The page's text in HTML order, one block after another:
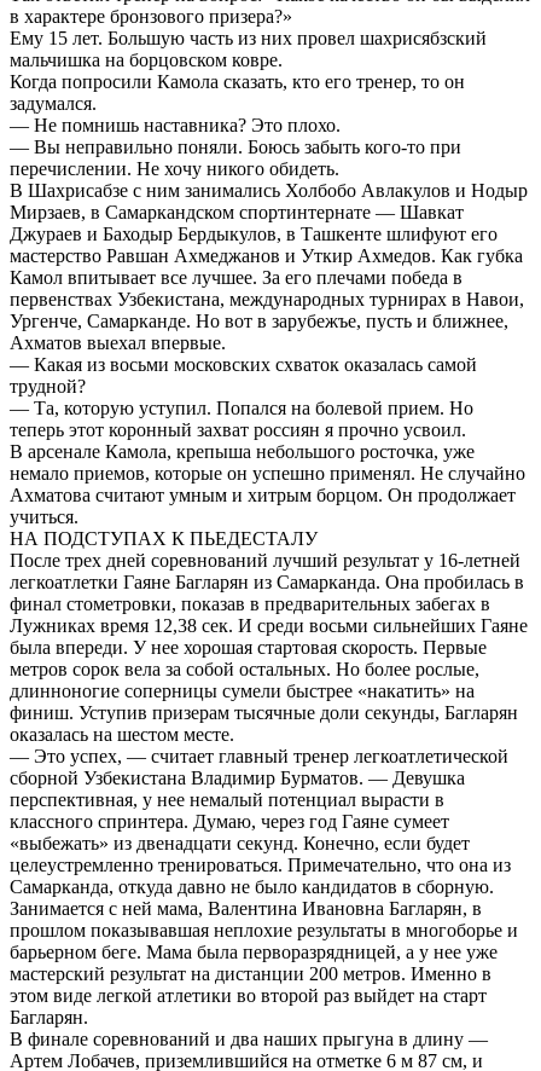
в характере бронзового призера?»
Ему 15 лет. Большую часть из них провел шахрисябзский
мальчишка на борцовском ковре.
Когда попросили Камола сказать, кто его тренер, то он
задумался.
— Не помнишь наставника? Это плохо.
— Вы неправильно поняли. Боюсь забыть кого-то при
перечислении. Не хочу никого обидеть.
В Шахрисабзе с ним занимались Холбобо Авлакулов и Нодыр
Мирзаев, в Самаркандском спортинтернате — Шавкат
Джураев и Баходыр Бердыкулов, в Ташкенте шлифуют его
мастерство Равшан Ахмеджанов и Уткир Ахмедов. Как губка
Камол впитывает все лучшее. За его плечами победа в
первенствах Узбекистана, международных турнирах в Навои,
Ургенче, Самарканде. Но вот в зарубежъе, пусть и ближнее,
Ахматов выехал впервые.
— Какая из восьми московских схваток оказалась самой
трудной?
— Та, которую уступил. Попался на болевой прием. Но
теперь этот коронный захват россиян я прочно усвоил.
В арсенале Камола, крепыша небольшого росточка, уже
немало приемов, которые он успешно применял. Не случайно
Ахматова считают умным и хитрым борцом. Он продолжает
учиться.
НА ПОДСТУПАХ К ПЬЕДЕСТАЛУ
После трех дней соревнований лучший результат у 16-летней
легкоатлетки Гаяне Багларян из Самарканда. Она пробилась в
финал стометровки, показав в предварительных забегах в
Лужниках время 12,38 сек. И среди восьми сильнейших Гаяне
была впереди. У нее хорошая стартовая скорость. Первые
метров сорок вела за собой остальных. Но более рослые,
длинноногие соперницы сумели быстрее «накатить» на
финиш. Уступив призерам тысячные доли секунды, Багларян
оказалась на шестом месте.
— Это успех, — считает главный тренер легкоатлетической
сборной Узбекистана Владимир Бурматов. — Девушка
перспективная, у нее немалый потенциал вырасти в
классного спринтера. Думаю, через год Гаяне сумеет
«выбежать» из двенадцати секунд. Конечно, если будет
целеустремленно тренироваться. Примечательно, что она из
Самарканда, откуда давно не было кандидатов в сборную.
Занимается с ней мама, Валентина Ивановна Багларян, в
прошлом показывавшая неплохие результаты в многоборье и
барьерном беге. Мама была перворазрядницей, а у нее уже
мастерский результат на дистанции 200 метров. Именно в
этом виде легкой атлетики во второй раз выйдет на старт
Багларян.
В финале соревнований и два наших прыгуна в длину —
Артем Лобачев, приземлившийся на отметке 6 м 87 см, и